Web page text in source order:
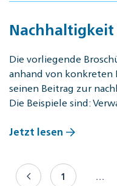
Nachhaltigkeit
Die vorliegende
anhand von konkreten
seinen Beitrag zur
Die Beispiele sind:
Jetzt lesen
1 …